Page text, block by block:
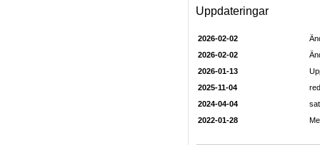
Uppdateringar
2026-02-02
2026-02-02
2026-01-13
2025-11-04
2024-04-04
2022-01-28